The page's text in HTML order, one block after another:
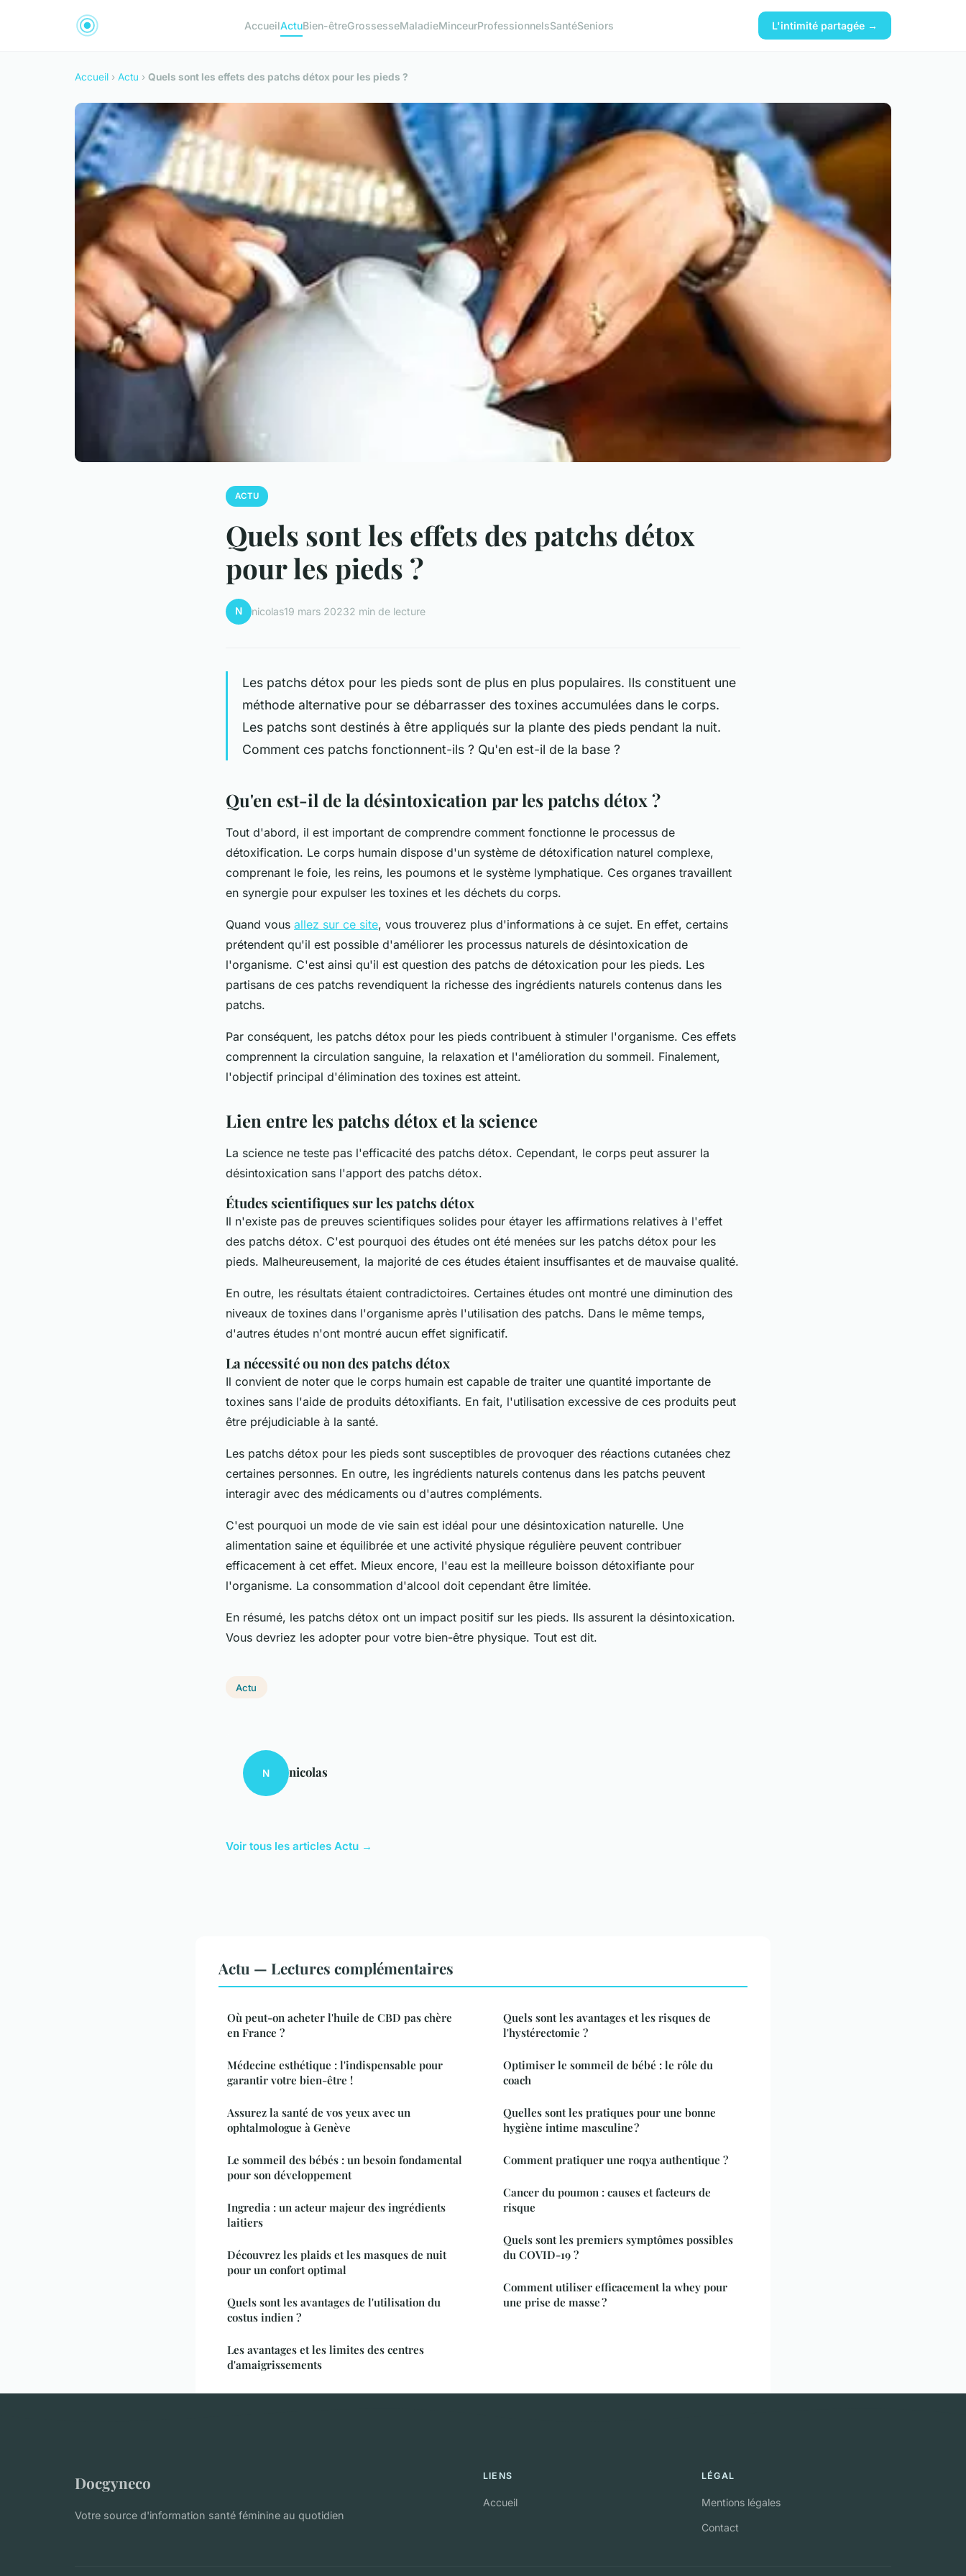
AccueilActuBien-êtreGrossesseMaladieMinceurProfessionnelsSantéSeniors L'intimité partagée →
Accueil › Actu › Quels sont les effets des patchs détox pour les pieds ?
ACTU
Quels sont les effets des patchs détox
pour les pieds ?
N nicolas19 mars 20232 min de lecture
Les patchs détox pour les pieds sont de plus en plus populaires. Ils constituent une
méthode alternative pour se débarrasser des toxines accumulées dans le corps.
Les patchs sont destinés à être appliqués sur la plante des pieds pendant la nuit.
Comment ces patchs fonctionnent-ils ? Qu'en est-il de la base ?
Qu'en est-il de la désintoxication par les patchs détox ?
Tout d'abord, il est important de comprendre comment fonctionne le processus de
détoxification. Le corps humain dispose d'un système de détoxification naturel complexe,
comprenant le foie, les reins, les poumons et le système lymphatique. Ces organes travaillent
en synergie pour expulser les toxines et les déchets du corps.
Quand vous allez sur ce site, vous trouverez plus d'informations à ce sujet. En effet, certains
prétendent qu'il est possible d'améliorer les processus naturels de désintoxication de
l'organisme. C'est ainsi qu'il est question des patchs de détoxication pour les pieds. Les
partisans de ces patchs revendiquent la richesse des ingrédients naturels contenus dans les
patchs.
Par conséquent, les patchs détox pour les pieds contribuent à stimuler l'organisme. Ces effets
comprennent la circulation sanguine, la relaxation et l'amélioration du sommeil. Finalement,
l'objectif principal d'élimination des toxines est atteint.
Lien entre les patchs détox et la science
La science ne teste pas l'efficacité des patchs détox. Cependant, le corps peut assurer la
désintoxication sans l'apport des patchs détox.
Études scientifiques sur les patchs détox
Il n'existe pas de preuves scientifiques solides pour étayer les affirmations relatives à l'effet
des patchs détox. C'est pourquoi des études ont été menées sur les patchs détox pour les
pieds. Malheureusement, la majorité de ces études étaient insuffisantes et de mauvaise qualité.
En outre, les résultats étaient contradictoires. Certaines études ont montré une diminution des
niveaux de toxines dans l'organisme après l'utilisation des patchs. Dans le même temps,
d'autres études n'ont montré aucun effet significatif.
La nécessité ou non des patchs détox
Il convient de noter que le corps humain est capable de traiter une quantité importante de
toxines sans l'aide de produits détoxifiants. En fait, l'utilisation excessive de ces produits peut
être préjudiciable à la santé.
Les patchs détox pour les pieds sont susceptibles de provoquer des réactions cutanées chez
certaines personnes. En outre, les ingrédients naturels contenus dans les patchs peuvent
interagir avec des médicaments ou d'autres compléments.
C'est pourquoi un mode de vie sain est idéal pour une désintoxication naturelle. Une
alimentation saine et équilibrée et une activité physique régulière peuvent contribuer
efficacement à cet effet. Mieux encore, l'eau est la meilleure boisson détoxifiante pour
l'organisme. La consommation d'alcool doit cependant être limitée.
En résumé, les patchs détox ont un impact positif sur les pieds. Ils assurent la désintoxication.
Vous devriez les adopter pour votre bien-être physique. Tout est dit.
Actu
N nicolas
Voir tous les articles Actu →
Actu — Lectures complémentaires
Où peut-on acheter l'huile de CBD pas chère
en France ?
Médecine esthétique : l'indispensable pour
garantir votre bien-être !
Assurez la santé de vos yeux avec un
ophtalmologue à Genève
Le sommeil des bébés : un besoin fondamental
pour son développement
Ingredia : un acteur majeur des ingrédients
laitiers
Découvrez les plaids et les masques de nuit
pour un confort optimal
Quels sont les avantages de l'utilisation du
costus indien ?
Les avantages et les limites des centres
d'amaigrissements
Quels sont les avantages et les risques de
l'hystérectomie ?
Optimiser le sommeil de bébé : le rôle du
coach
Quelles sont les pratiques pour une bonne
hygiène intime masculine ?
Comment pratiquer une roqya authentique ?
Cancer du poumon : causes et facteurs de
risque
Quels sont les premiers symptômes possibles
du COVID-19 ?
Comment utiliser efficacement la whey pour
une prise de masse ?
Docgyneco
Votre source d'information santé féminine au quotidien
LIENS
Accueil
LÉGAL
Mentions légales
Contact